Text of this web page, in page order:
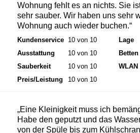
Wohnung fehlt es an nichts. Sie
sehr sauber. Wir haben uns sehr
Wohnung auch wieder buchen.“
Kundenservice 10 von 10
Ausstattung
10 von 10
Sauberkeit
10 von 10
Preis/Leistung
10 von 10
Lage
Betten
WLAN
„Eine Kleinigkeit muss ich
Habe den geputzt und das
von der Spüle bis zum